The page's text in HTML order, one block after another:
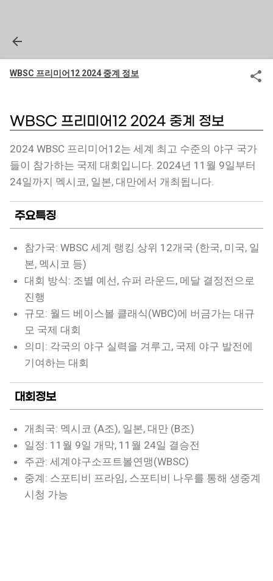
WBSC 프리미어12 2024 중계 정보
WBSC 프리미어12 2024 중계 정보
2024 WBSC 프리미어12는 세계 최고 수준의 야구 국가
들이 참가하는 국제 대회입니다. 2024년 11월 9일부터
24일까지 멕시코, 일본, 대만에서 개최됩니다.
주요특징
참가국: WBSC 세계 랭킹 상위 12개국 (한국, 미국, 일
본, 멕시코 등)
대회 방식: 조별 예선, 슈퍼 라운드, 메달 결정전으로
진행
규모: 월드 베이스볼 클래식(WBC)에 버금가는 대규
모 국제 대회
의미: 각국의 야구 실력을 겨루고, 국제 야구 발전에
기여하는 대회
대회정보
개최국: 멕시코 (A조), 일본, 대만 (B조)
일정: 11월 9일 개막, 11월 24일 결승전
주관: 세계야구소프트볼연맹(WBSC)
중계: 스포티비 프라임, 스포티비 나우를 통해 생중계
시청 가능